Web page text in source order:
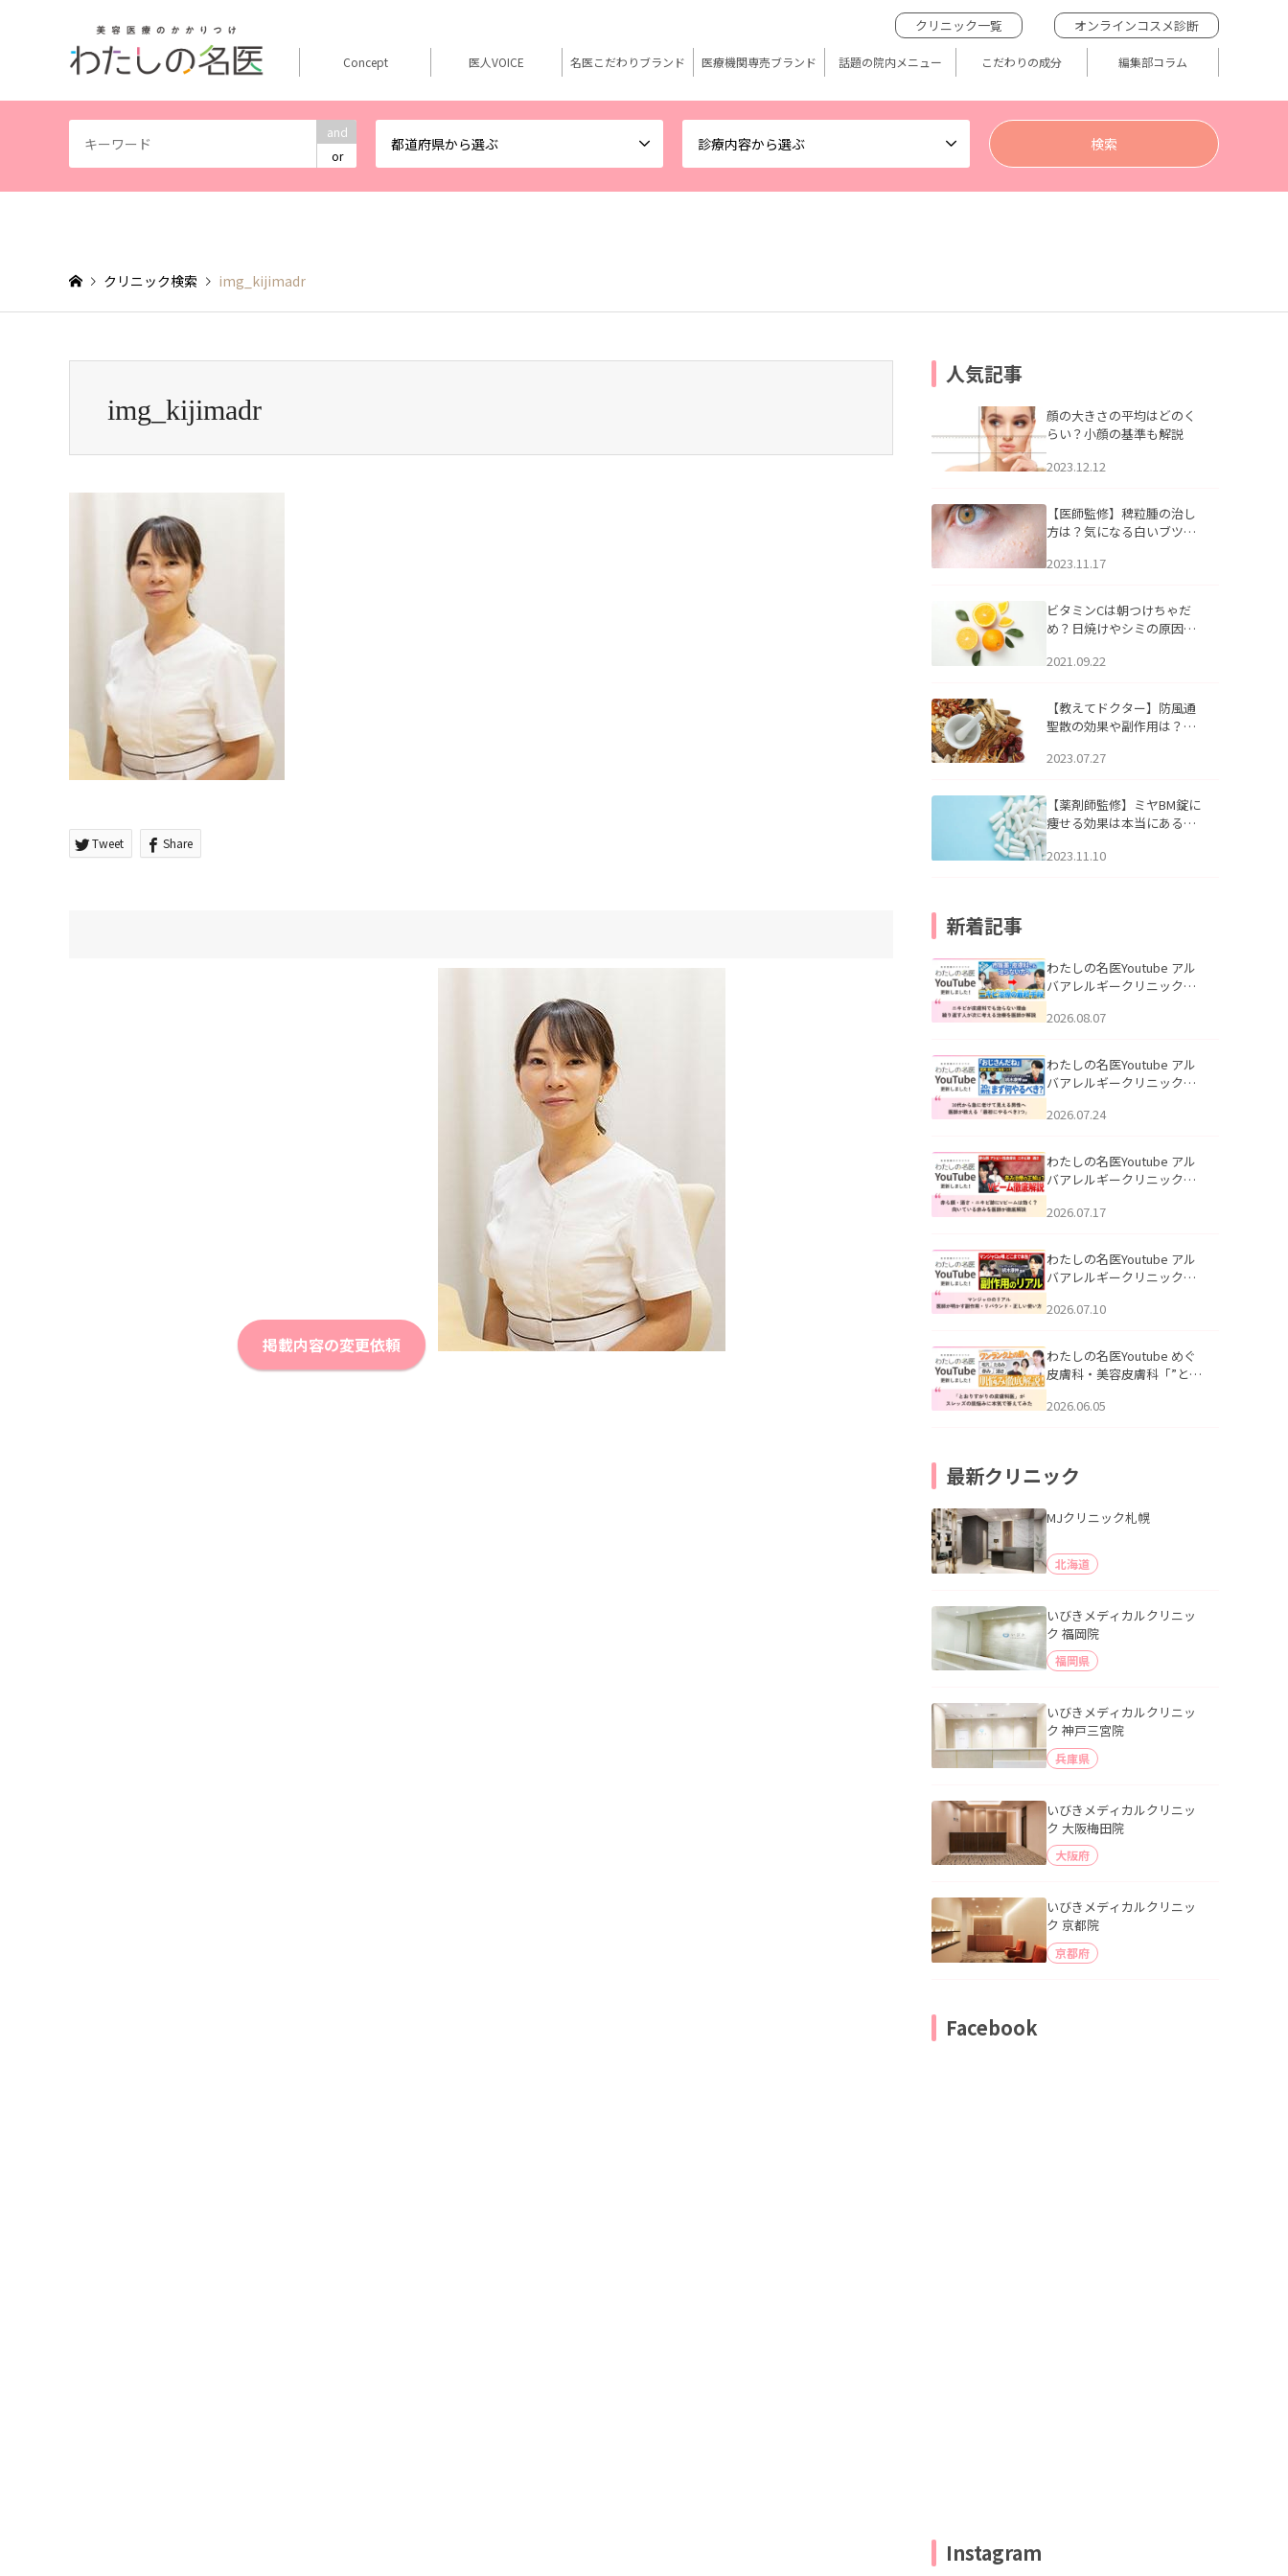
and
or
都道府県から選ぶ 診療内容から選ぶ
クリニック一覧 オンラインコスメ診断
Concept 医人VOICE 名医こだわりブランド 医療機関専売ブランド 話題の院内メニュー こだわりの成分 編集部コラム
クリニック検索 img_kijimadr
img_kijimadr
Tweet Share
掲載内容の変更依頼
人気記事
顔の大きさの平均はどのく
らい？小顔の基準も解説
2023.12.12
【医師監修】稗粒腫の治し
方は？気になる白いブツブ
アについて
2023.11.17
ビタミンCは朝つけちゃだ
め？日焼けやシミの原因に
2021.09.22
【教えてドクター】防風通
聖散の効果や副作用は？長
2023.07.27
【薬剤師監修】ミヤBM錠に
痩せる効果は本当にある
2023.11.10
新着記事
わたしの名医Youtube アル
バアレルギークリニック札
らない理由｜繰り返す人が
説」を公開いたしました。
2026.08.07
わたしの名医Youtube アル
バアレルギークリニック札
える男性へ｜医師が教える
公開いたしました。
2026.07.24
わたしの名医Youtube アル
バアレルギークリニック札
跡にVビームは効く？向いて
説」を公開いたしました。
2026.07.17
わたしの名医Youtube アル
バアレルギークリニック札
医師が明かす副作用・リバ
公開いたしました。
2026.07.10
わたしの名医Youtube めぐ
皮膚科・美容皮膚科「”とお
ッズの肌悩みに本気で答え
2026.06.05
最新クリニック
MJクリニック札幌
北海道
いびきメディカルクリニッ
ク 福岡院
福岡県
いびきメディカルクリニッ
ク 神戸三宮院
兵庫県
いびきメディカルクリニッ
ク 大阪梅田院
大阪府
いびきメディカルクリニッ
ク 京都院
京都府
Facebook
Instagram